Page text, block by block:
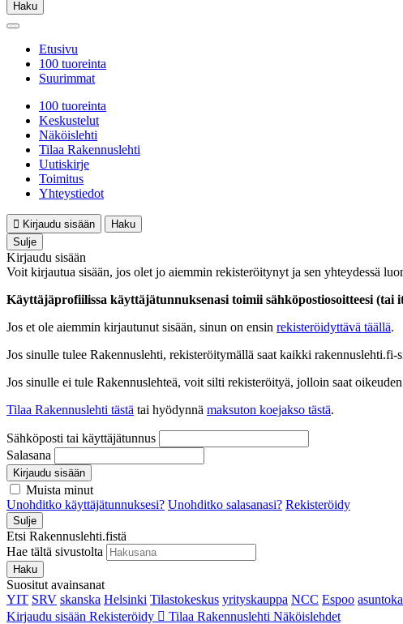
Haku
Etusivu
100 tuoreinta
Suurimmat
100 tuoreinta
Keskustelut
Näköislehti
Tilaa Rakennuslehti
Uutiskirje
Toimitus
Yhteystiedot
Kirjaudu sisään
Haku
Sulje
Kirjaudu sisään
Voit kirjautua sisään, jos olet jo aiemmin rekisteröitynyt ja sen yhteydessä
Käyttäjäprofiilissa käyttäjätunnuksenasi toimii sähköpostiosoitteesi (tai
Jos et ole aiemmin kirjautunut sisään, sinun on ensin rekisteröidyttävä täällä.
Jos sinulle tulee Rakennuslehti, rekisteröitymällä saat kaikki rakennuslehti.fi-
Jos sinulle ei tule Rakennuslehteä, voit silti rekisteröityä, jolloin saat
Tilaa Rakennuslehti tästä tai hyödynnä maksuton koejakso tästä.
Sähköposti tai käyttäjätunnus
Salasana
Kirjaudu sisään
Muista minut
Unohditko käyttäjätunnuksesi? Unohditko salasanasi? Rekisteröidy
Sulje
Etsi Rakennuslehti.fistä
Hae tältä sivustolta
Haku
Suositut avainsanat
YIT SRV skanska Helsinki Tilastokeskus yrityskauppa NCC Espoo
Kirjaudu sisään Rekisteröidy Tilaa Rakennuslehti Näköislehdet